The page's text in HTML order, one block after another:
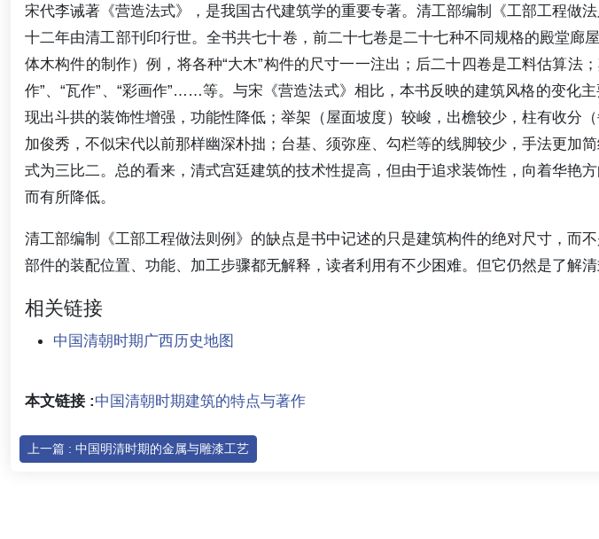
宋代李诫著《营造法式》，是我国古代建筑学的重要专著。清工部编制《工部工程做
十二年由清工部刊印行世。全书共七十卷，前二十七卷是二十七种不同规格的殿堂廊
体木构件的制作）例，将各种“大木”构件的尺寸一一注出；后二十四卷是工料估算法
作”、“瓦作”、“彩画作”……等。与宋《营造法式》相比，本书反映的建筑风格的变化
现出斗拱的装饰性增强，功能性降低；举架（屋面坡度）较峻，出檐较少，柱有收分
加俊秀，不似宋代以前那样幽深朴拙；台基、须弥座、勾栏等的线脚较少，手法更加
式为三比二。总的看来，清式宫廷建筑的技术性提高，但由于追求装饰性，向着华艳
而有所降低。
清工部编制《工部工程做法则例》的缺点是书中记述的只是建筑构件的绝对尺寸，而
部件的装配位置、功能、加工步骤都无解释，读者利用有不少困难。但它仍然是了解清
相关链接
中国清朝时期广西历史地图
本文链接 :中国清朝时期建筑的特点与著作
上一篇 : 中国明清时期的金属与雕漆工艺